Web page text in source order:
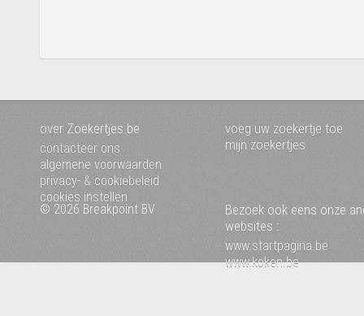
over Zoekertjes.be
contacteer ons
algemene voorwaarden
privacy- & cookiebeleid
cookies instellen
voeg uw zoekertje toe
mijn zoekertjes
© 2026 Breakpoint BV
Bezoek ook eens onze
websites :
www.startpagina.be
www.koken.be